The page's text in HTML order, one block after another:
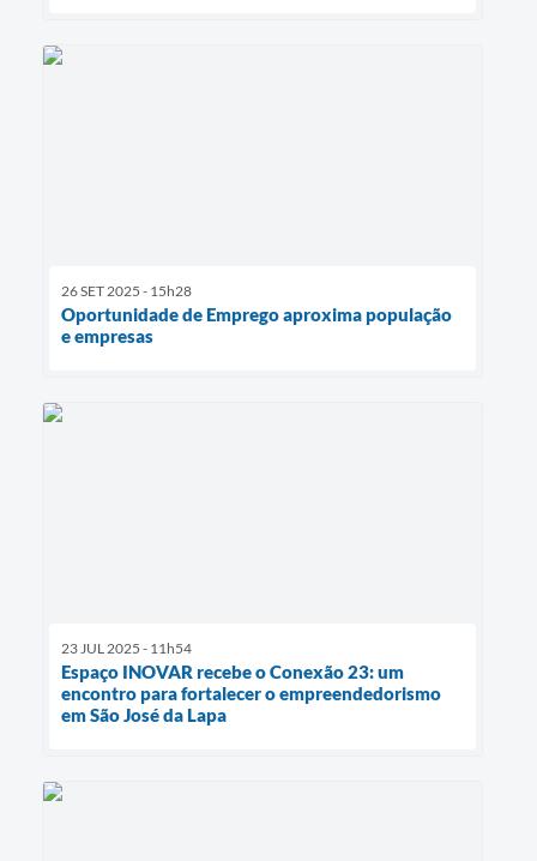
26 SET 2025 - 15h28
Oportunidade de Emprego aproxima população
e empresas
23 JUL 2025 - 11h54
Espaço INOVAR recebe o Conexão 23: um
encontro para fortalecer o empreendedorismo
em São José da Lapa